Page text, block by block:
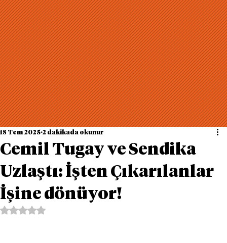
Cemil Tugay ve Sendika
Uzlaştı: İşten Çıkarılanlar
İşine dönüyor!
18 Tem 2025 2 dakikada okunur
5 üzerinden NaN yıldız